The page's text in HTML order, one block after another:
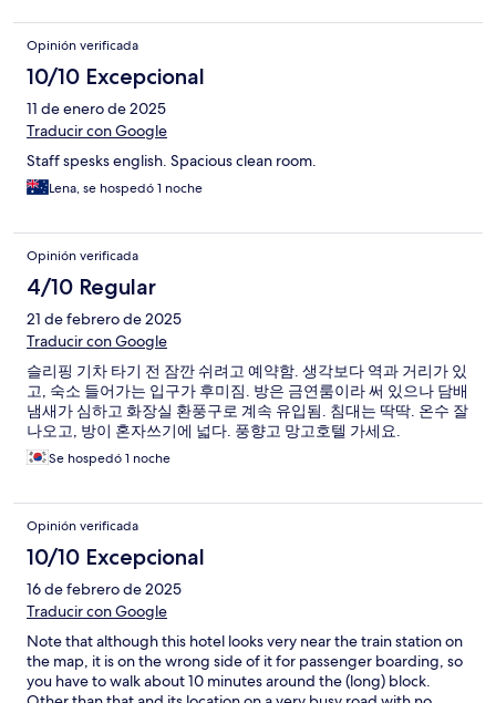
Opinión verificada
10/10 Excepcional
11 de enero de 2025
Traducir con Google
Staff spesks english. Spacious clean room.
Lena, se hospedó 1 noche
Opinión verificada
4/10 Regular
21 de febrero de 2025
Traducir con Google
슬리핑 기차 타기 전 잠깐 쉬려고 예약함. 생각보다 역과 거리가 있
고, 숙소 들어가는 입구가 후미짐. 방은 금연룸이라 써 있으나 담배
냄새가 심하고 화장실 환풍구로 계속 유입됨. 침대는 딱딱. 온수 잘
나오고, 방이 혼자쓰기에 넓다. 풍향고 망고호텔 가세요.
Se hospedó 1 noche
Opinión verificada
10/10 Excepcional
16 de febrero de 2025
Traducir con Google
Note that although this hotel looks very near the train station on
the map, it is on the wrong side of it for passenger boarding, so
you have to walk about 10 minutes around the (long) block.